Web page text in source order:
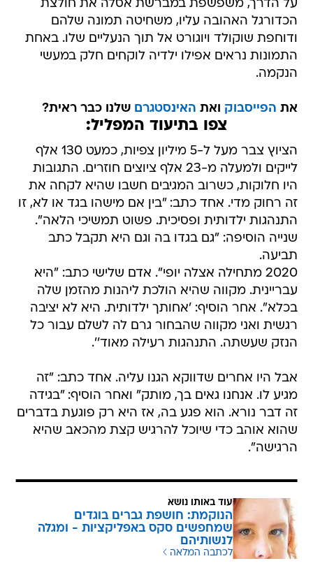
על הדרך, משפשפת במברשת אסלה את חולצת
הכדורגל האהובה עליו, משחיטה תמונה שלהם
ודוחפת שוקולד ויוגורט אל תוך הנעליים שלו. באחת
התמונות נראים אפילו ילדיה לוקחים חלק במעשי
הנקמה.
את הפייסבוק ואת האינסטגרם שלנו כבר ראית?
צפו בתיעוד המפליל:
הציוץ צבר מעל ל-5 מיליון צפיות, כמעט 130 אלף
לייקים ולמעלה מ-23 אלף ציוצים חוזרים. התגובות
היו חלוקות, כשרוב המגיבים חשבו שהיא לקחה את
זה רחוק מדי. אחד כתב: "בין אם מישהו בגד או לא, זו
התנהגות ילדותית ופסיכית. פשוט תמשיכי הלאה".
שנייה הוסיפה: "גם בגדו בה וגם היא תקבל כתב
תביעה.
2020 מתחילה אצלה יופי". אדם שלישי כתב: "היא
עבריינית. מקווה שהיא הולכת ליהנות מהזמן שלה
בכלא". אחר הוסיף: 'אחותך ילדותית. היא לא יציבה
רגשית ואני מקווה שהבחור גרם לה לשלם עבור כל
הנזק שעשתה. התנהגות רעילה מאוד''.
אבל היו אחרים שדווקא הגנו עליה. אחד כתב: "זה
מגיע לו. אנחנו גאים בך, מותק" ואחר הוסיף: "בגידה
זה דבר נורא. הוא פגע בה, אז היא רק פוגעת בדברים
שהוא אוהב כדי שיוכל להרגיש קצת מהכאב שהיא
הרגישה".
עוד באותו נושא
הנוקמת: חושפת גברים בוגדים
שמחפשים סקס באפליקציות - ומגלה
לנשותיהם
לכתבה המלאה